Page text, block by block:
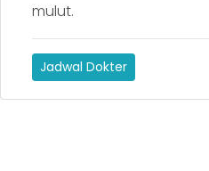
mulut.
Jadwal Dokter